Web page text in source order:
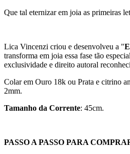
Que tal eternizar em joia as primeiras
Lica Vincenzi criou e desenvolveu a "
transforma em joia essa fase tão
exclusividade e direito autoral
Colar em Ouro 18k ou Prata e citrino
2mm.
Tamanho da Corrente: 45cm.
PASSO A PASSO PARA